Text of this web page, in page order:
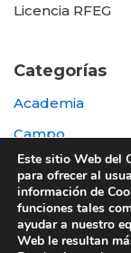
Licencia RFEG
Categorías
Academia
Campo
Destacada
Otras
Este sitio Web del
para ofrecer al
información de
funciones tales
ayudar a nuestro
Web le resultan